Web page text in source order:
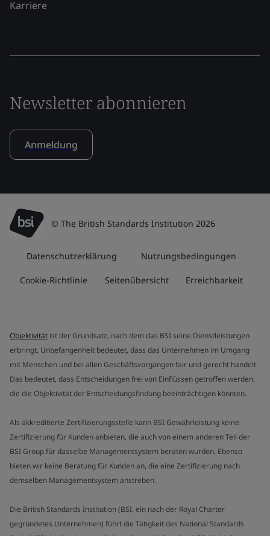
Karriere
Newsletter abonnieren
Anmeldung
© The British Standards Institution 2026
Datenschutzerklärung Nutzungsbedingungen
Cookie-Richtlinie Seitenübersicht Erreichbarkeit
Objektivität ist der Grundsatz, nach dem das BSI seine Dienstleistungen
erbringt. Unbefangenheit bedeutet, dass das Unternehmen im Umgang
mit Menschen und bei allen Geschäftsvorgängen fair und gerecht handelt.
Das bedeutet, dass Entscheidungen frei von Einflüssen getroffen werden,
die die Objektivität der Entscheidungsfindung beeinträchtigen könnten.
Als akkreditierte Zertifizierungsstelle kann BSI Gewährleistung keine
Zertifizierung für Kunden anbieten, die auch von einem anderen Teil der
BSI Group für dasselbe Managementsystem beraten wurden. Ebenso
bieten wir keine Beratung für Kunden an, die eine Zertifizierung nach
demselben Managementsystem anstreben.
Die British Standards Institution (BSI, ein nach der Royal Charter
gegründetes Unternehmen) führt die Tätigkeit des National Standards